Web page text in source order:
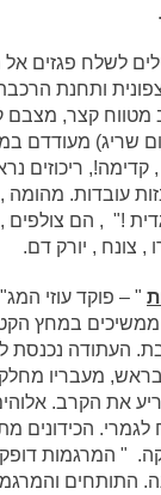
לשלח פגזים
ותחנת
מטווח קצר, מצבם
שריג) מעודדם
קדימה!, ריכוזים
עובדות. מהומה
!" , הם צולפים ,
, צונח , יורק דם.
" – פוקד עוזי
ממשיכים במחץ
העתודה נכנסת
מעבריו
את הקרב.
הכידונים
" המרגמות
התותחים